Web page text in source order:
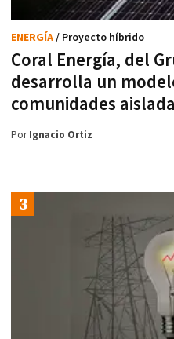
Coral Energía, del
desarrolla un
comunidades
ENERGÍA/ Proyecto híbrido
PorIgnacio Ortiz